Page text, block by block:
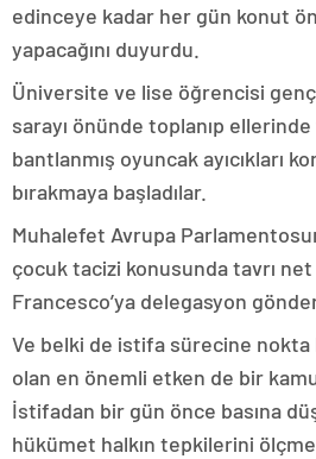
edinceye kadar her gün konut
yapacağını duyurdu.
Üniversite ve lise öğrencisi
sarayı önünde toplanıp ellerinde
bantlanmış oyuncak ayıcıkları
bırakmaya başladılar.
Muhalefet Avrupa
çocuk tacizi konusunda tavrı
Francesco’ya delegasyon
Ve belki de istifa sürecine nokta
olan en önemli etken de bir
İstifadan bir gün önce basına
hükümet halkın tepkilerini